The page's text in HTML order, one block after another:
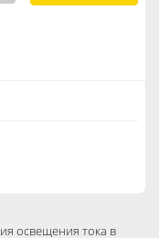
освещения тока в